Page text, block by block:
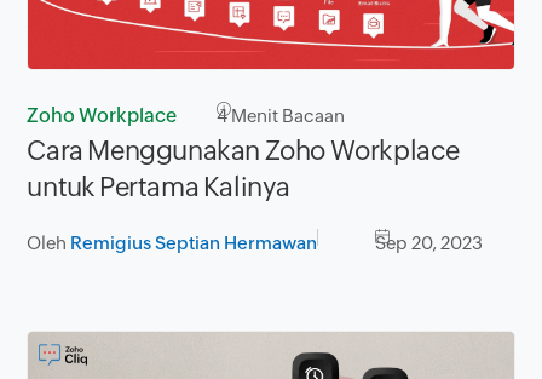
Zoho Workplace 4Menit Bacaan
Cara Menggunakan Zoho Workplace
untuk Pertama Kalinya
Oleh Remigius Septian Hermawan Sep 20, 2023